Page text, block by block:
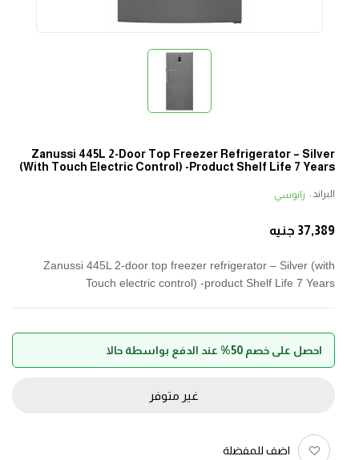
Zanussi 445L 2-Door Top Freezer Refrigerator – Silver
(with Touch Electric Control) -product Shelf Life 7 Years
البراند : زانوسي
37,389 جنيه
Zanussi 445L 2-door top freezer refrigerator – Silver (with
Touch electric control) -product Shelf Life 7 Years
احصل على خصم 50% عند الدفع بواسطة حالا
غير متوفر
اضف للمفضلة